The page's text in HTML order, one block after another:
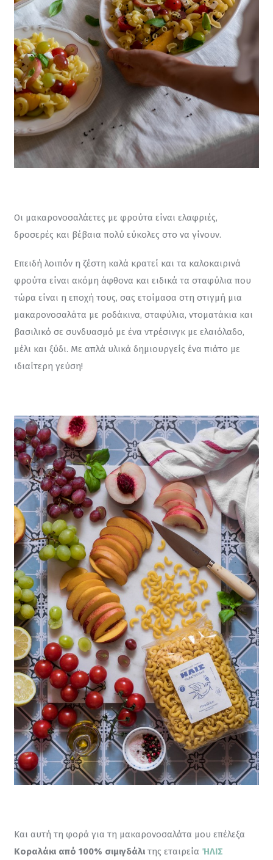
Οι μακαρονοσαλάετες με φρούτα είναι ελαφριές,
δροσερές και βέβαια πολύ εύκολες στο να γίνουν.
Επειδή λοιπόν η ζέστη καλά κρατεί και τα καλοκαιρινά
φρούτα είναι ακόμη άφθονα και ειδικά τα σταφύλια που
τώρα είναι η εποχή τους, σας ετοίμασα στη στιγμή μια
μακαρονοσαλάτα με ροδάκινα, σταφύλια, ντοματάκια και
βασιλικό σε συνδυασμό με ένα ντρέσινγκ με ελαιόλαδο,
μέλι και ξύδι. Με απλά υλικά δημιουργείς ένα πιάτο με
ιδιαίτερη γεύση!
Και αυτή τη φορά για τη μακαρονοσαλάτα μου επέλεξα
Κοραλάκι από 100% σιμιγδάλι της εταιρεία ΉΛΙΣ